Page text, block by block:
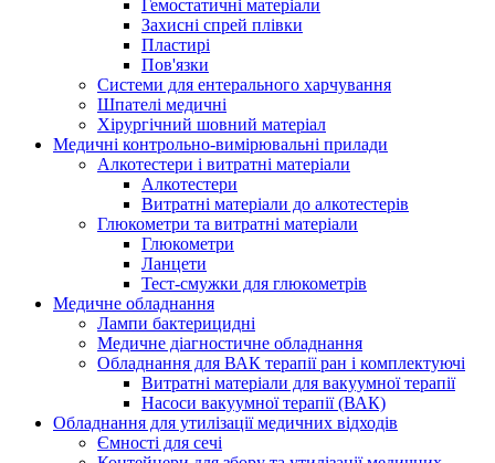
Гемостатичні матеріали
Захисні спрей плівки
Пластирі
Пов'язки
Системи для ентерального харчування
Шпателі медичні
Хірургічний шовний матеріал
Медичні контрольно-вимірювальні прилади
Алкотестери і витратні матеріали
Алкотестери
Витратні матеріали до алкотестерів
Глюкометри та витратні матеріали
Глюкометри
Ланцети
Тест-смужки для глюкометрів
Медичне обладнання
Лампи бактерицидні
Медичне діагностичне обладнання
Обладнання для ВАК терапії ран і комплектуючі
Витратні матеріали для вакуумної терапії
Насоси вакуумної терапії (ВАК)
Обладнання для утилізації медичних відходів
Ємності для сечі